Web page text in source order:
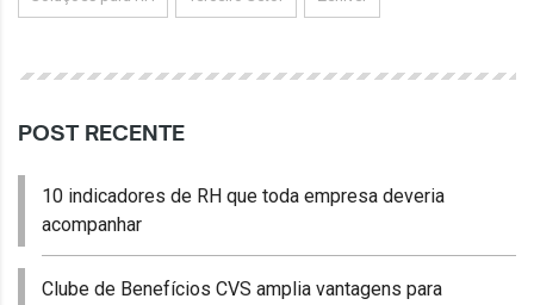
POST RECENTE
10 indicadores de RH que toda empresa deveria
acompanhar
Clube de Benefícios CVS amplia vantagens para